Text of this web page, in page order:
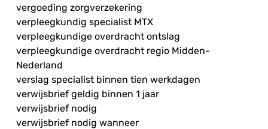
vergoeding zorgverzekering
verpleegkundig specialist MTX
verpleegkundige overdracht ontslag
verpleegkundige overdracht regio Midden-
Nederland
verslag specialist binnen tien werkdagen
verwijsbrief geldig binnen 1 jaar
verwijsbrief nodig
verwijsbrief nodig wanneer